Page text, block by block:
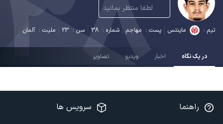
لطفا منتظر بمانید
تیم : ماینتس پست : مهاجم شماره : 38 سن : 23 ملیت : آلمان
در یک نگاه اخبار ویدیو تصاویر
راهنما سرویس ها